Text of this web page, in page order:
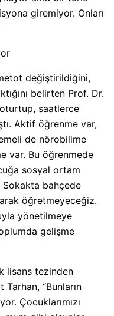
giremiyor. Onları
değiştirildiğini,
belirten Prof. Dr.
saatlerce
Aktif öğrenme var,
de nörobilime
var. Bu öğrenmede
sosyal ortam
bahçede
öğretmeyeceğiz.
yönetilmeye
gelişme
lisans tezinden
Tarhan, “Bunların
Çocuklarımızı